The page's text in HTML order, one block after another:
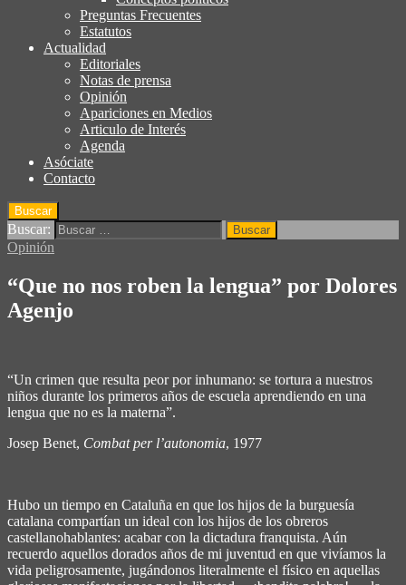
Preguntas Frecuentes
Estatutos
Actualidad
Editoriales
Notas de prensa
Opinión
Apariciones en Medios
Articulo de Interés
Agenda
Asóciate
Contacto
Buscar
Buscar:
Opinión
“Que no nos roben la lengua” por Dolores
Agenjo
“Un crimen que resulta peor por inhumano: se tortura a nuestros
niños durante los primeros años de escuela aprendiendo en una
lengua que no es la materna”.
Josep Benet, Combat per l’autonomia, 1977
Hubo un tiempo en Cataluña en que los hijos de la burguesía
catalana compartían un ideal con los hijos de los obreros
castellanohablantes: acabar con la dictadura franquista. Aún
recuerdo aquellos dorados años de mi juventud en que vivíamos la
vida peligrosamente, jugándonos literalmente el físico en aquellas